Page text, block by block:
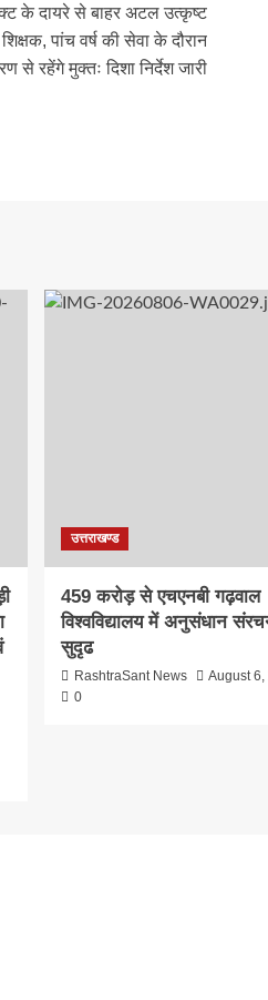
के दायरे से बाहर अटल उत्कृष्ट
पांच वर्ष की सेवा के दौरान
से रहेंगे मुक्तः दिशा निर्देश जारी
उत्तराखण्ड
459 करोड़ से एचएनबी गढ़वाल
विश्वविद्यालय में अनुसंधान
सुदृढ
RashtraSant News
August 6,
0